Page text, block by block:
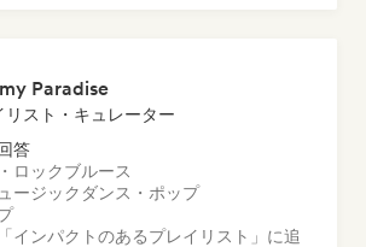
Paradise
リスト・キュレーター
答
ロックブルース
ージック ダンス・ポップ
インパクトのあるプレイリスト」に追